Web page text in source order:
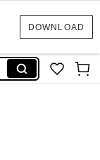
DOWNLOAD